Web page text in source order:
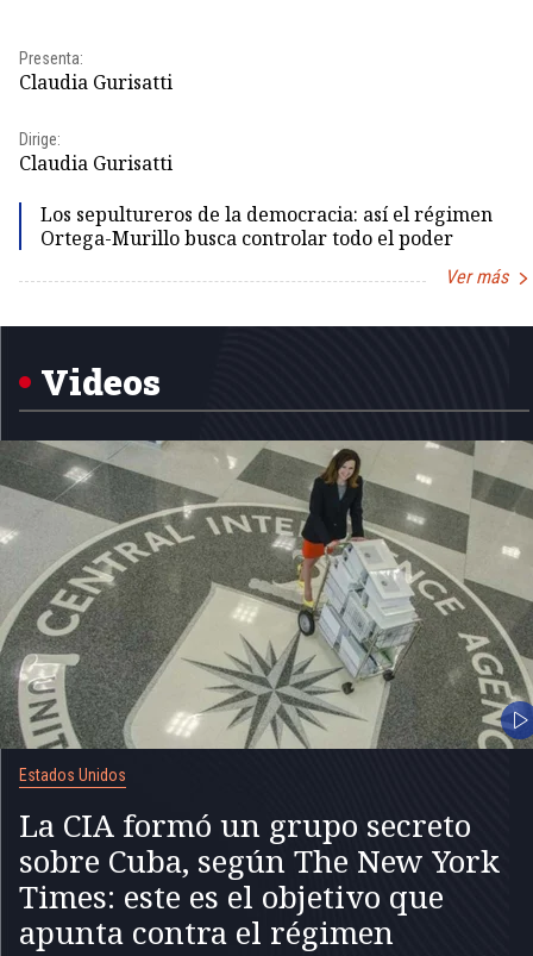
Presenta:
Claudia Gurisatti
Dirige:
Claudia Gurisatti
Los sepultureros de la democracia: así el régimen
Ortega-Murillo busca controlar todo el poder
Ver más
1
Videos
Estados Unidos
La CIA formó un grupo secreto
sobre Cuba, según The New York
Times: este es el objetivo que
apunta contra el régimen